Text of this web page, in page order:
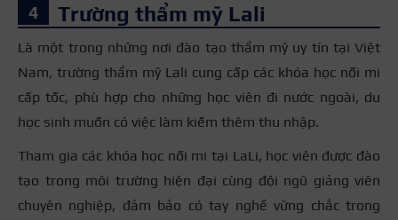
Trường thẩm mỹ Lali
Là một trong những nơi đào tạo thẩm mỹ uy tín tại Việt
Nam, trường thẩm mỹ Lali cung cấp các khóa học nối mi
cấp tốc, phù hợp cho những học viên đi nước ngoài, du
học sinh muốn có việc làm kiếm thêm thu nhập.
Tham gia các khóa học nối mi tại LaLi, học viên được đào
tạo trong môi trường hiện đại cùng đội ngũ giảng viên
chuyên nghiệp, đảm bảo có tay nghề vững chắc trong